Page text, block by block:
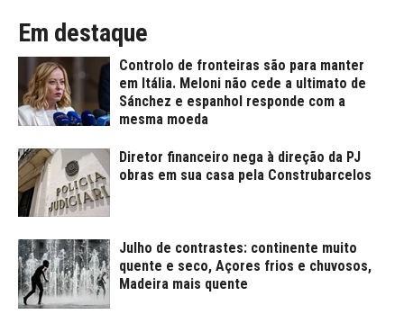
Em destaque
Controlo de fronteiras são para manter
em Itália. Meloni não cede a ultimato de
Sánchez e espanhol responde com a
mesma moeda
Diretor financeiro nega à direção da PJ
obras em sua casa pela Construbarcelos
Julho de contrastes: continente muito
quente e seco, Açores frios e chuvosos,
Madeira mais quente